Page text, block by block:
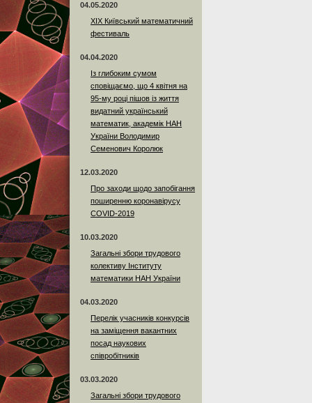
04.05.2020
XIX Київський математичний
фестиваль
04.04.2020
Із глибоким сумом
сповіщаємо, що 4 квітня на
95-му році пішов із життя
видатний український
математик, академік НАН
України Володимир
Семенович Королюк
12.03.2020
Про заходи щодо запобігання
поширенню коронавірусу
COVID-2019
10.03.2020
Загальні збори трудового
колективу Інституту
математики НАН України
04.03.2020
Перелік учасників конкурсів
на заміщення вакантних
посад наукових
співробітників
03.03.2020
Загальні збори трудового